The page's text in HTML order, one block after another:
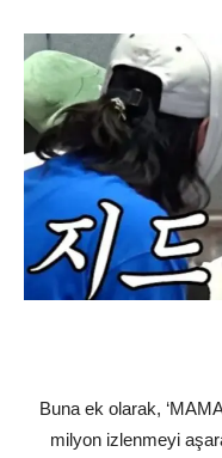
Buna ek olarak,
milyon izlenmeyi